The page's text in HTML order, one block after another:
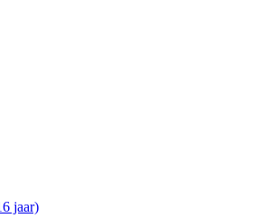
jaar)